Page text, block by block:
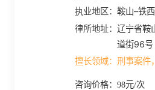
执业地区：鞍山–铁
律所地址：辽宁省鞍
道街96号
擅长领域：刑事案件
咨询价格：98元/次